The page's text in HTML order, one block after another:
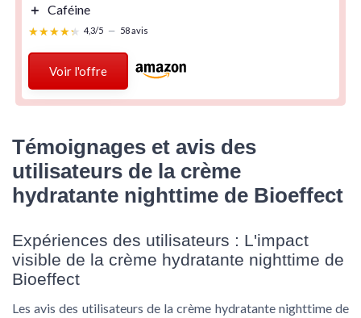
＋ Caféine
★★★★★
★★★★★ 4,3/5 — 58 avis
Voir l'offre
Témoignages et avis des
utilisateurs de la crème
hydratante nighttime de Bioeffect
Expériences des utilisateurs : L'impact
visible de la crème hydratante nighttime de
Bioeffect
Les avis des utilisateurs de la crème hydratante nighttime de